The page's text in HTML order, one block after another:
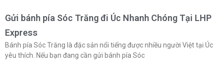
Gửi bánh pía Sóc Trăng đi Úc Nhanh Chóng Tại LHP
Express
Bánh pía Sóc Trăng là đặc sản nổi tiếng được nhiều người Việt tại Úc
yêu thích. Nếu bạn đang cần gửi bánh pía Sóc